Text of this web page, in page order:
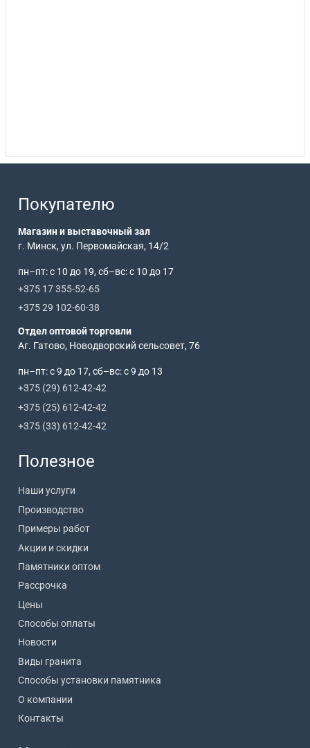
Полезное
Наши услуги
Производство
Примеры работ
Акции и скидки
Памятники оптом
Рассрочка
Цены
Способы оплаты
Новости
Виды гранита
Способы установки памятника
О компании
Контакты
Покупателю
Магазин и выставочный зал
г. Минск, ул. Первомайская, 14/2
пн–пт: с 10 до 19, сб–вс: с 10 до 17
+375 17 355-52-65
+375 29 102-60-38
Отдел оптовой торговли
Аг. Гатово, Новодворский сельсовет, 76
пн–пт: с 9 до 17, сб–вс: с 9 до 13
+375 (29) 612-42-42
+375 (25) 612-42-42
+375 (33) 612-42-42